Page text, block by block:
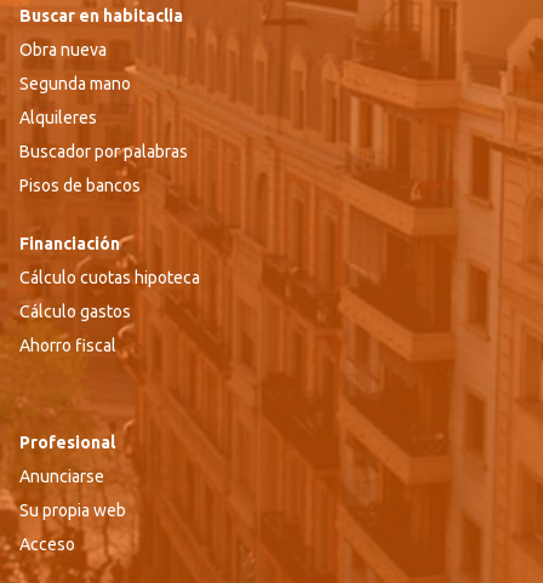
Buscar en habitaclia
Obra nueva
Segunda mano
Alquileres
Buscador por palabras
Pisos de bancos
Financiación
Cálculo cuotas hipoteca
Cálculo gastos
Ahorro fiscal
Profesional
Anunciarse
Su propia web
Acceso